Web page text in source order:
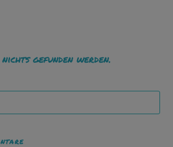
gefunden werden.